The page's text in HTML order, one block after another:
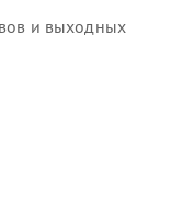
и выходных